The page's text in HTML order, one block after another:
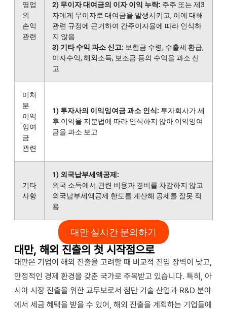
영업
외
손익
관련
2) 무이자 대여금의 이자 이익 누락: 주주 또는 제3
자에게 무이자로 대여금을 발생시키고, 이에 대해
관련 규정에 근거하여 간주이자율에 따라 인식하
지 않음
3) 기타 수익 과소 신고: 보험금 수령, 수출세 환급,
이자수익, 해외소득, 보조금 등의 수익을 과소 신
고
미처
분
이익
잉여
금
관련
1) 투자사의 이익잉여금 과소 인식: 투자회사가 세
후 이익을 지분법에 따라 인식하지 않아 이익잉여
금을 과소 보고
기타
사항
1) 외국납부세액공제:
외국 소득에서 관련 비용과 경비를 차감하지 않고
외국납부세액공제 한도를 계산해 공제를 잘못 적
용
대만 실시간 문의하기
대만, 해외 진출의 첫 시작점으로
대만은 기업이 해외 진출을 고려할 때 비교적 진입 장벽이 낮고,
안정적인 경제 환경을 갖춘 국가로 주목받고 있습니다. 특히, 아
시아 시장 진출을 위한 교두보로서 첨단 기술 산업과 R&D 분야
에서 세금 혜택을 받을 수 있어, 해외 진출을 계획하는 기업들에